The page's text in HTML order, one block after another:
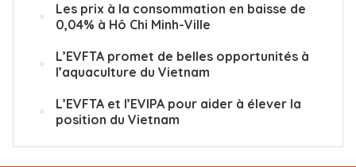
Les prix à la consommation en baisse de
0,04% à Hô Chi Minh-Ville
L’EVFTA promet de belles opportunités à
l’aquaculture du Vietnam
L’EVFTA et l’EVIPA pour aider à élever la
position du Vietnam